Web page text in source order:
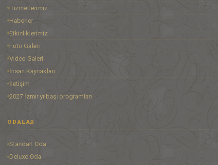
Hizmetlerimiz
Haberler
Etkinliklerimiz
Foto Galeri
Video Galeri
İnsan Kaynakları
İletişim
2027 İzmir yılbaşı programları
ODALAR
Standart Oda
Deluxe Oda